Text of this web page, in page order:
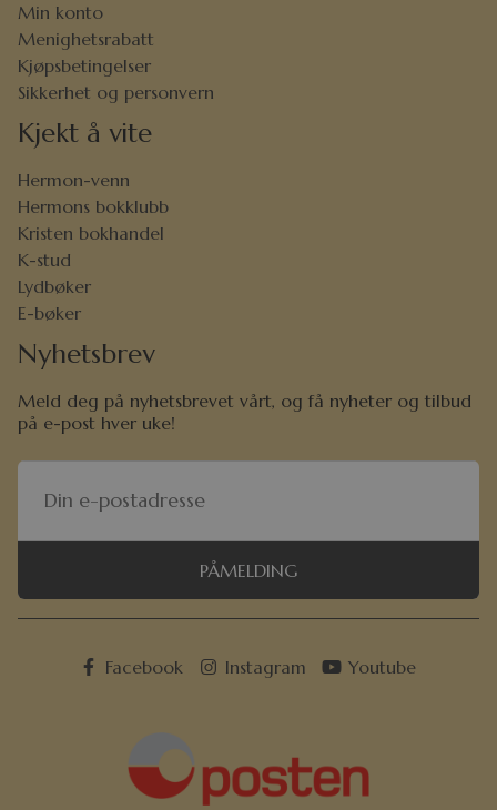
Min konto
Menighetsrabatt
Kjøpsbetingelser
Sikkerhet og personvern
Kjekt å vite
Hermon-venn
Hermons bokklubb
Kristen bokhandel
K-stud
Lydbøker
E-bøker
Nyhetsbrev
Meld deg på nyhetsbrevet vårt, og få nyheter og tilbud
på e-post hver uke!
PÅMELDING
Facebook Instagram Youtube